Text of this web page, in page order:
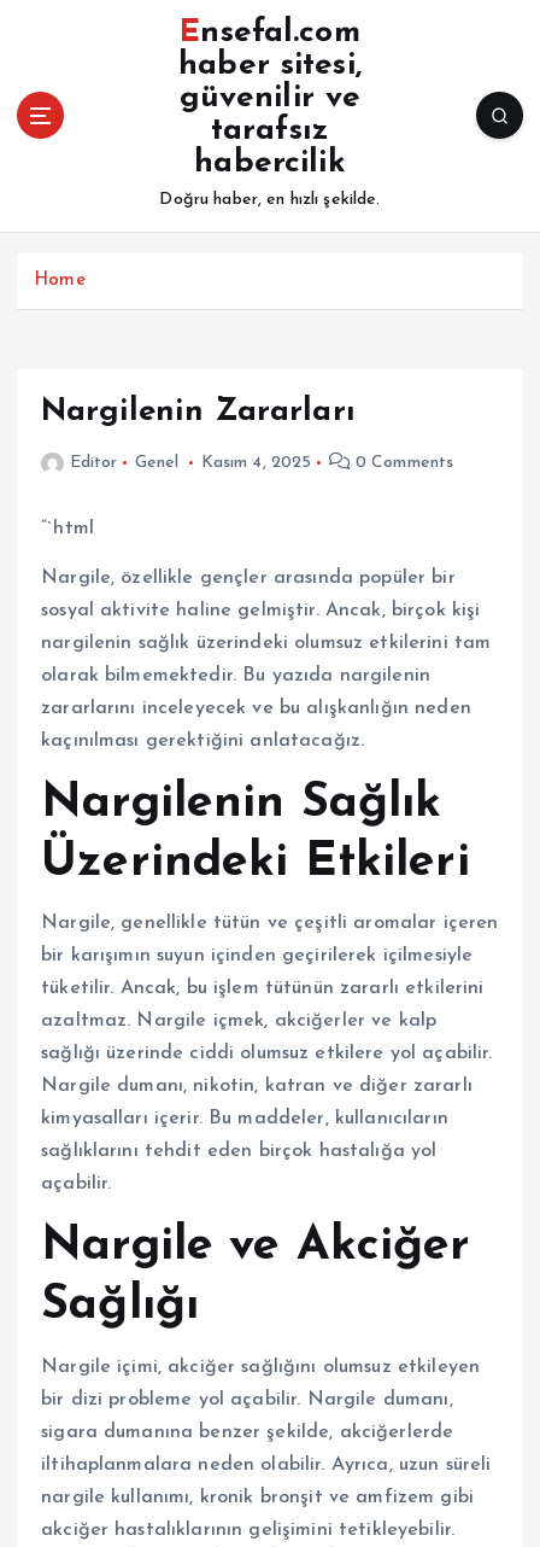
t
Ensefal.com
haber sitesi,
güvenilir ve
tarafsız
habercilik
Doğru haber, en hızlı şekilde.
Home
Nargilenin Zararları
Editor Genel Kasım 4, 2025 0 Comments
“`html
Nargile, özellikle gençler arasında popüler bir
sosyal aktivite haline gelmiştir. Ancak, birçok kişi
nargilenin sağlık üzerindeki olumsuz etkilerini tam
olarak bilmemektedir. Bu yazıda nargilenin
zararlarını inceleyecek ve bu alışkanlığın neden
kaçınılması gerektiğini anlatacağız.
Nargilenin Sağlık
Üzerindeki Etkileri
Nargile, genellikle tütün ve çeşitli aromalar içeren
bir karışımın suyun içinden geçirilerek içilmesiyle
tüketilir. Ancak, bu işlem tütünün zararlı etkilerini
azaltmaz. Nargile içmek, akciğerler ve kalp
sağlığı üzerinde ciddi olumsuz etkilere yol açabilir.
Nargile dumanı, nikotin, katran ve diğer zararlı
kimyasalları içerir. Bu maddeler, kullanıcıların
sağlıklarını tehdit eden birçok hastalığa yol
açabilir.
Nargile ve Akciğer
Sağlığı
Nargile içimi, akciğer sağlığını olumsuz etkileyen
bir dizi probleme yol açabilir. Nargile dumanı,
sigara dumanına benzer şekilde, akciğerlerde
iltihaplanmalara neden olabilir. Ayrıca, uzun süreli
nargile kullanımı, kronik bronşit ve amfizem gibi
akciğer hastalıklarının gelişimini tetikleyebilir.